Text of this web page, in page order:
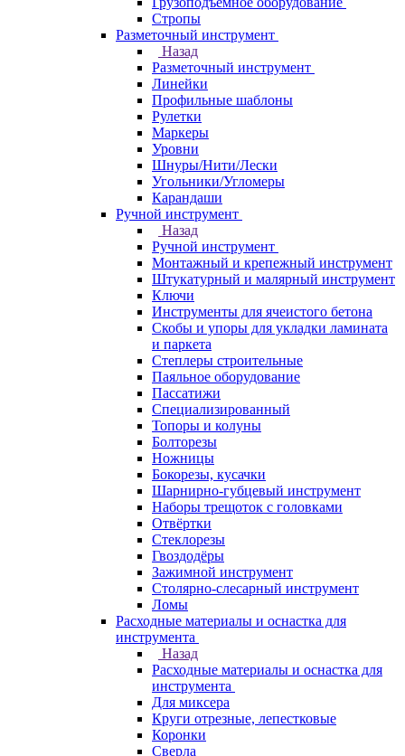
Стропы
Разметочный инструмент
Назад
Разметочный инструмент
Линейки
Профильные шаблоны
Рулетки
Маркеры
Уровни
Шнуры/Нити/Лески
Угольники/Угломеры
Карандаши
Ручной инструмент
Назад
Ручной инструмент
Монтажный и крепежный инструмент
Штукатурный и малярный инструмент
Ключи
Инструменты для ячеистого бетона
Скобы и упоры для укладки ламината
и паркета
Степлеры строительные
Паяльное оборудование
Пассатижи
Специализированный
Топоры и колуны
Болторезы
Ножницы
Бокорезы, кусачки
Шарнирно-губцевый инструмент
Наборы трещоток с головками
Отвёртки
Стеклорезы
Гвоздодёры
Зажимной инструмент
Столярно-слесарный инструмент
Ломы
Расходные материалы и оснастка для
инструмента
Назад
Расходные материалы и оснастка для
инструмента
Для миксера
Круги отрезные, лепестковые
Коронки
Сверла